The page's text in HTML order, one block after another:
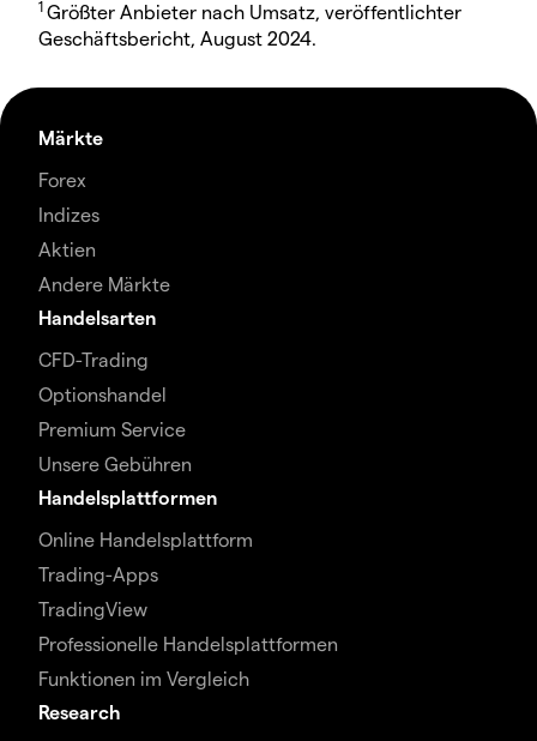
1 Größter Anbieter nach Umsatz, veröffentlichter
Geschäftsbericht, August 2024.
Märkte
Forex
Indizes
Aktien
Andere Märkte
Handelsarten
CFD-Trading
Optionshandel
Premium Service
Unsere Gebühren
Handelsplattformen
Online Handelsplattform
Trading-Apps
TradingView
Professionelle Handelsplattformen
Funktionen im Vergleich
Research